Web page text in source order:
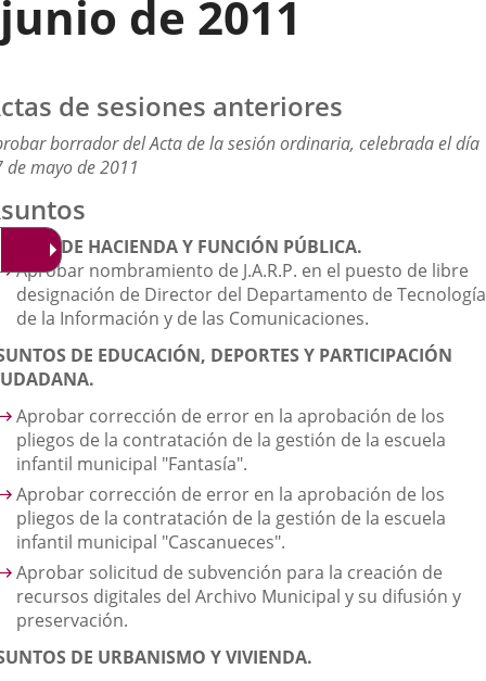
junio de 2011
de sesiones anteriores
borrador del Acta de la sesión ordinaria, celebrada el día
de mayo de 2011
DE HACIENDA Y FUNCIÓN PÚBLICA.
Aprobar nombramiento de J.A.R.P. en el puesto de libre
designación de Director del Departamento de
de la Información y de las Comunicaciones.
DE EDUCACIÓN, DEPORTES Y PARTICIPACIÓN
Aprobar corrección de error en la aprobación de los
pliegos de la contratación de la gestión de la escuela
infantil municipal "Fantasía".
Aprobar corrección de error en la aprobación de los
pliegos de la contratación de la gestión de la escuela
infantil municipal "Cascanueces".
Aprobar solicitud de subvención para la creación de
recursos digitales del Archivo Municipal y su difusión y
preservación.
DE URBANISMO Y VIVIENDA.